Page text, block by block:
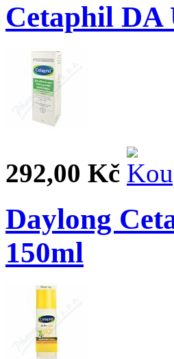
Cetaphil DA
292,00 Kč
Daylong
150ml